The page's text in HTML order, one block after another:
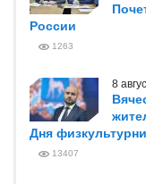
России
1263
8
Дня
13407